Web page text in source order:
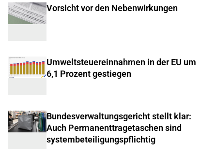
Vorsicht vor den Nebenwirkungen
Umweltsteuereinnahmen in der EU um
6,1 Prozent gestiegen
Bundesverwaltungsgericht stellt klar:
Auch Permanenttragetaschen sind
systembeteiligungspflichtig